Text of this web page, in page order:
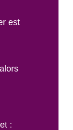
est
: